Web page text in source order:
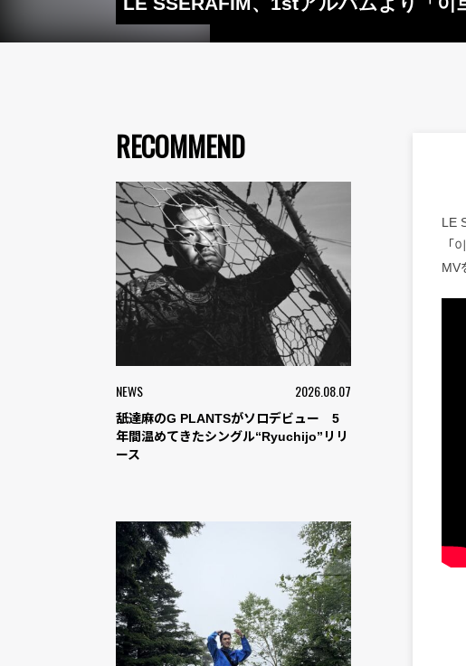
RECOMMEND
NEWS 2026.08.07
舐達麻のG PLANTSがソロデビュー 5
年間温めてきたシングル“Ryuchijo”リリ
ース
LE
「
MV